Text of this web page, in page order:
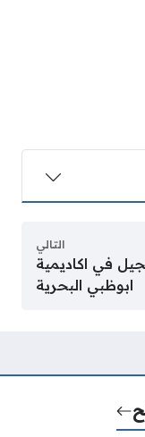
التالي
في اكاديمية
ابوظبي البحرية